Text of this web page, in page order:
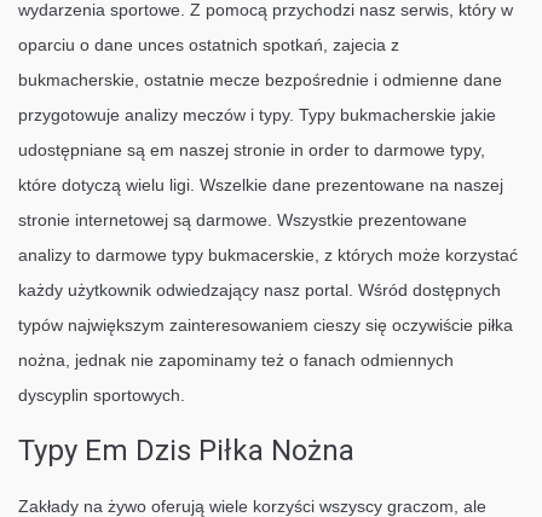
wydarzenia sportowe. Z pomocą przychodzi nasz serwis, który w
oparciu o dane unces ostatnich spotkań, zajecia z
bukmacherskie, ostatnie mecze bezpośrednie i odmienne dane
przygotowuje analizy meczów i typy. Typy bukmacherskie jakie
udostępniane są em naszej stronie in order to darmowe typy,
które dotyczą wielu ligi. Wszelkie dane prezentowane na naszej
stronie internetowej są darmowe. Wszystkie prezentowane
analizy to darmowe typy bukmacerskie, z których może korzystać
każdy użytkownik odwiedzający nasz portal. Wśród dostępnych
typów największym zainteresowaniem cieszy się oczywiście piłka
nożna, jednak nie zapominamy też o fanach odmiennych
dyscyplin sportowych.
Typy Em Dzis Piłka Nożna
Zakłady na żywo oferują wiele korzyści wszyscy graczom, ale